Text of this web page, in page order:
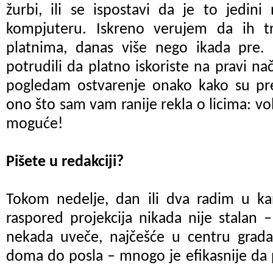
žurbi, ili se ispostavi da je to jedini
kompjuteru.
Iskreno verujem da ih
platnima, danas više nego ikada pre.
potrudili da platno iskoriste na pravi
pogledam ostvarenje onako kako su
ono što sam vam ranije rekla o licima:
moguće!
Pišete u redakciji?
Tokom nedelje, dan ili dva radim u
raspored projekcija nikada nije stalan –
nekada uveče, najčešće u centru
doma do posla – mnogo je efikasnije da